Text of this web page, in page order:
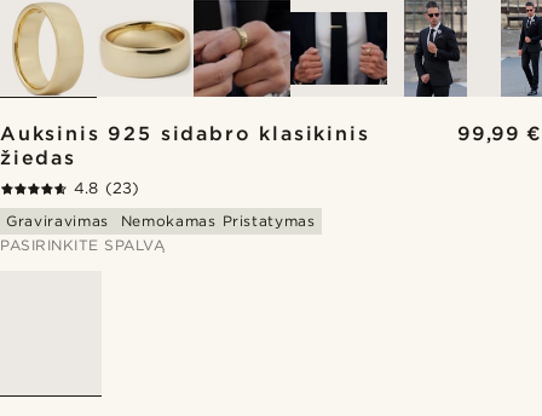
Auksinis 925 sidabro klasikinis
žiedas
99,99 €
4.8 (23)
Graviravimas
Nemokamas Pristatymas
PASIRINKITE SPALVĄ